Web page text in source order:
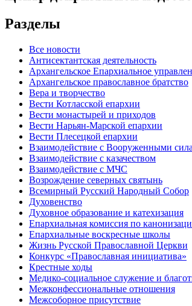
Разделы
Все новости
Антисектантская деятельность
Архангельское Епархиальное
Архангельское православное братство
Вера и творчество
Вести Котласской епархии
Вести монастырей и приходов
Вести Нарьян-Марской епархии
Вести Плесецкой епархии
Взаимодействие с Вооруженными
Взаимодействие с казачеством
Взаимодействие с МЧС
Возрождение северных святынь
Всемирный Русский Народный Собор
Духовенство
Духовное образование и катехизация
Епархиальная комиссия по
Епархиальные воскресные школы
Жизнь Русской Православной Церкви
Конкурс «Православная инициатива»
Крестные ходы
Медико-социальное служение и
Межконфессиональные отношения
Межсоборное присутствие